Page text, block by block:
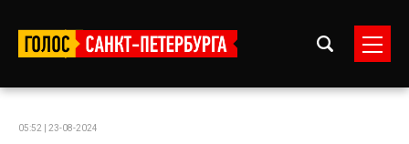
05:52 | 23-08-2024